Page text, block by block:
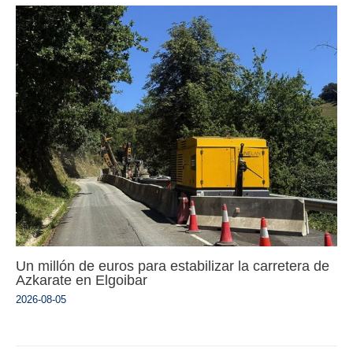
Un millón de euros para estabilizar la carretera de
Azkarate en Elgoibar
2026-08-05